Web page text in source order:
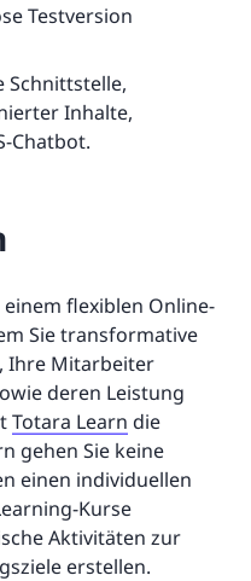
Testversion
Schnittstelle,
Inhalte,
Chatbot.
flexiblen Online-
Sie transformative
Ihre Mitarbeiter
deren Leistung
Totara Learn die
gehen Sie keine
einen individuellen
Kurse
Aktivitäten zur
erstellen.